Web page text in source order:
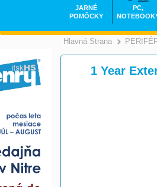
Hlavná Strana
1 Year
JARNÉ
POMÔCKY
PC,